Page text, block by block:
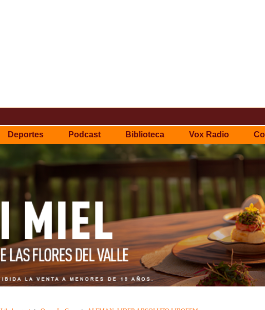
Deportes Podcast Biblioteca Vox Radio